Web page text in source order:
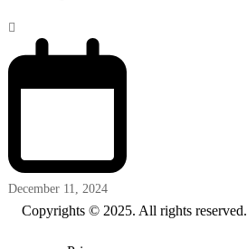
December 11, 2024
Copyrights © 2025. All rights reserved.